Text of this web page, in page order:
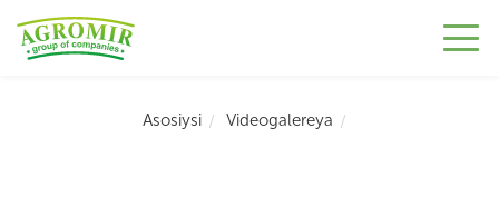
Asosiysi Videogalereya